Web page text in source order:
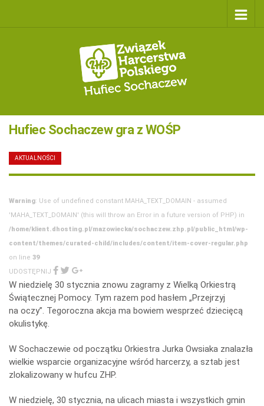
Hufiec Sochaczew gra z WOŚP
AKTUALNOŚCI
Warning: Use of undefined constant MAHA_TEXT_DOMAIN - assumed
'MAHA_TEXT_DOMAIN' (this will throw an Error in a future version of PHP) in
/home/klient.dhosting.pl/mazowiecka/sochaczew.zhp.pl/public_html/wp-
content/themes/curated-child/includes/content/item-cover-regular.php
on line 39
UDOSTĘPNIJ
W niedzielę 30 stycznia znowu zagramy z Wielką Orkiestrą
Świątecznej Pomocy. Tym razem pod hasłem „Przejrzyj
na oczy”. Tegoroczna akcja ma bowiem wesprzeć dziecięcą
okulistykę.
W Sochaczewie od początku Orkiestra Jurka Owsiaka znalazła
wielkie wsparcie organizacyjne wśród harcerzy, a sztab jest
zlokalizowany w hufcu ZHP.
W niedzielę, 30 stycznia, na ulicach miasta i wszystkich gmin